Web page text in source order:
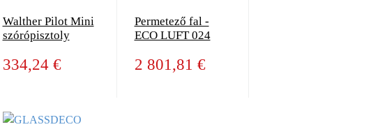
Walther Pilot Mini
szórópisztoly
334,24 €
Permetező fal -
ECO LUFT 024
2 801,81 €